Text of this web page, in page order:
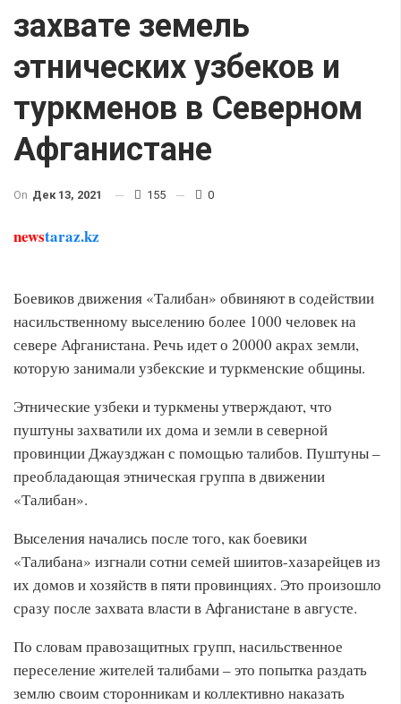
захвате земель
этнических узбеков и
туркменов в Северном
Афганистане
On Дек 13, 2021 155 0
newstaraz.kz
Боевиков движения «Талибан» обвиняют в содействии
насильственному выселению более 1000 человек на
севере Афганистана. Речь идет о 20000 акрах земли,
которую занимали узбекские и туркменские общины.
Этнические узбеки и туркмены утверждают, что
пуштуны захватили их дома и земли в северной
провинции Джаузджан с помощью талибов. Пуштуны –
преобладающая этническая группа в движении
«Талибан».
Выселения начались после того, как боевики
«Талибана» изгнали сотни семей шиитов-хазарейцев из
их домов и хозяйств в пяти провинциях. Это произошло
сразу после захвата власти в Афганистане в августе.
По словам правозащитных групп, насильственное
переселение жителей талибами – это попытка раздать
землю своим сторонникам и коллективно наказать